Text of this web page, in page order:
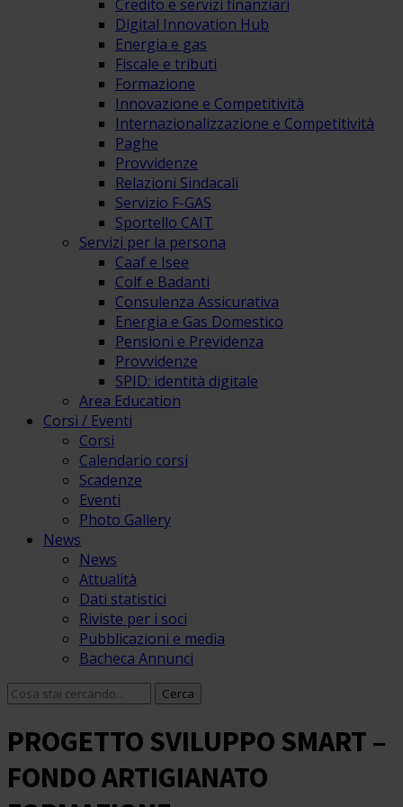
Credito e servizi finanziari
Digital Innovation Hub
Energia e gas
Fiscale e tributi
Formazione
Innovazione e Competitività
Internazionalizzazione e Competitività
Paghe
Provvidenze
Relazioni Sindacali
Servizio F-GAS
Sportello CAIT
Servizi per la persona
Caaf e Isee
Colf e Badanti
Consulenza Assicurativa
Energia e Gas Domestico
Pensioni e Previdenza
Provvidenze
SPID: identità digitale
Area Education
Corsi / Eventi
Corsi
Calendario corsi
Scadenze
Eventi
Photo Gallery
News
News
Attualità
Dati statistici
Riviste per i soci
Pubblicazioni e media
Bacheca Annunci
PROGETTO SVILUPPO SMART –
FONDO ARTIGIANATO